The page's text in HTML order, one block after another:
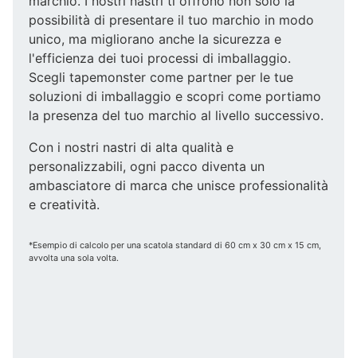
possibilità di presentare il tuo marchio in modo
unico, ma migliorano anche la sicurezza e
l'efficienza dei tuoi processi di imballaggio.
Scegli tapemonster come partner per le tue
soluzioni di imballaggio e scopri come portiamo
la presenza del tuo marchio al livello successivo.
Con i nostri nastri di alta qualità e
personalizzabili, ogni pacco diventa un
ambasciatore di marca che unisce professionalità
e creatività.
*Esempio di calcolo per una scatola standard di 60 cm x 30 cm x 15 cm,
avvolta una sola volta.